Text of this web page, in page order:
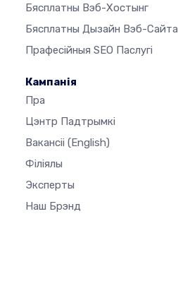
Бясплатны Вэб-Хостынг
Бясплатны Дызайн Вэб-Сайта
Прафесійныя SEO Паслугі
Кампанія
Пра
Цэнтр Падтрымкі
Вакансіі (English)
Філіялы
Эксперты
Наш Брэнд